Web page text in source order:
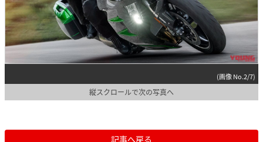
(画像 No.2/7)
縦スクロールで次の写真へ
記事へ戻る